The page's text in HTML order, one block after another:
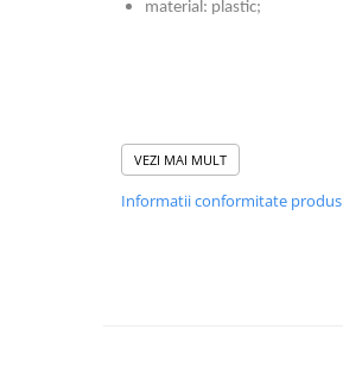
Volvo Model FM
Becuri Halogen Auto
material: plastic;
VEZI MAI MULT
Informatii conformitate produs